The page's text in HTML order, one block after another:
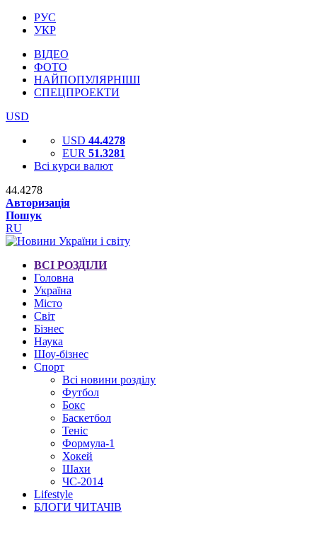
РУС
УКР
ВІДЕО
ФОТО
НАЙПОПУЛЯРНІШІ
СПЕЦПРОЕКТИ
USD
USD 44.4278
EUR 51.3281
Всі курси валют
44.4278
Авторизація
Пошук
RU
ВСІ РОЗДІЛИ
Головна
Україна
Місто
Світ
Бізнес
Наука
Шоу-бізнес
Спорт
Всі новини розділу
Футбол
Бокс
Баскетбол
Теніс
Формула-1
Хокей
Шахи
ЧС-2014
Lifestyle
БЛОГИ ЧИТАЧІВ